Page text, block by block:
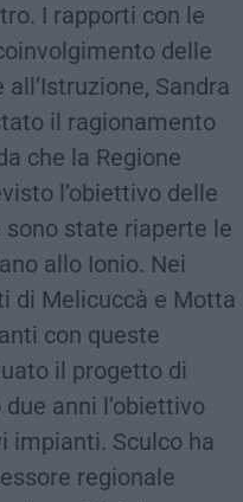
I rapporti con le
delle
all’Istruzione, Sandra
il ragionamento
che la Regione
l’obiettivo delle
state riaperte le
allo Ionio. Nei
di Melicuccà e Motta
con queste
il progetto di
anni l’obiettivo
impianti. Sculco ha
regionale